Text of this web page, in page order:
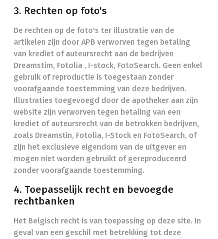
3. Rechten op foto's
De rechten op de foto's ter illustratie van de
artikelen zijn door APB verworven tegen betaling
van krediet of auteursrecht aan de bedrijven
Dreamstim, Fotolia , I-stock, FotoSearch. Geen enkel
gebruik of reproductie is toegestaan zonder
voorafgaande toestemming van deze bedrijven.
Illustraties toegevoegd door de apotheker aan zijn
website zijn verworven tegen betaling van een
krediet of auteursrecht van de betrokken bedrijven,
zoals Dreamstin, Fotolia, I-Stock en FotoSearch, of
zijn het exclusieve eigendom van de uitgever en
mogen niet worden gebruikt of gereproduceerd
zonder voorafgaande toestemming.
4. Toepasselijk recht en bevoegde
rechtbanken
Het Belgisch recht is van toepassing op deze site. In
geval van een geschil met betrekking tot deze